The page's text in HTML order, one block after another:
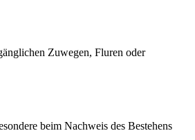
Zuwegen, Fluren oder
beim Nachweis des Bestehens